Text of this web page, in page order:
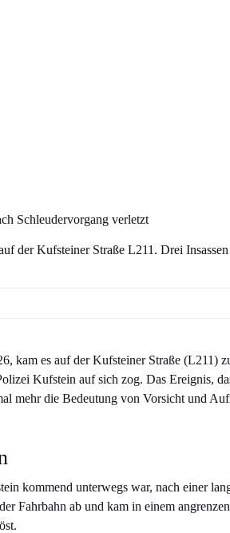
Schleudervorgang verletzt
der Kufsteiner Straße L211. Drei
kam es auf der Kufsteiner Straße (L211)
Kufstein auf sich zog. Das Ereignis,
mehr die Bedeutung von Vorsicht und
kommend unterwegs war, nach einer
Fahrbahn ab und kam in einem